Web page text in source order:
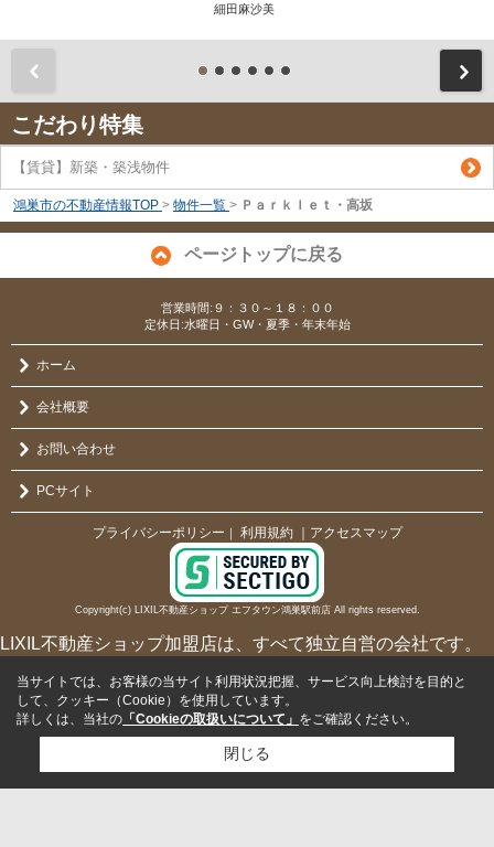
細田麻沙美
こだわり特集
【賃貸】新築・築浅物件
鴻巣市の不動産情報TOP > 物件一覧 > Ｐａｒｋｌｅｔ・高坂
ページトップに戻る
営業時間:９：３０～１８：００
定休日:水曜日・GW・夏季・年末年始
ホーム
会社概要
お問い合わせ
PCサイト
プライバシーポリシー 利用規約 ｜アクセスマップ
Copyright(c) LIXIL不動産ショップ エフタウン鴻巣駅前店 All rights reserved.
LIXIL不動産ショップ加盟店は、すべて独立自営の会社です。
当サイトでは、お客様の当サイト利用状況把握、サービス向上検討を目的と
して、クッキー（Cookie）を使用しています。
詳しくは、当社の 「Cookieの取扱いについて」 をご確認ください。
閉じる